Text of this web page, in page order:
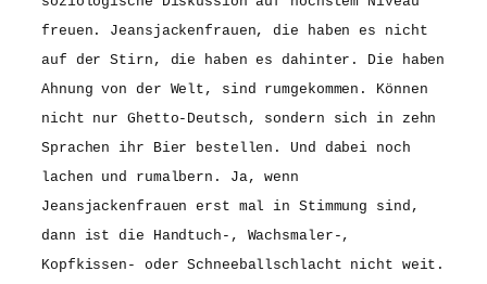
freuen. Jeansjackenfrauen, die haben es nicht
auf der Stirn, die haben es dahinter. Die haben
Ahnung von der Welt, sind rumgekommen. Können
nicht nur Ghetto-Deutsch, sondern sich in zehn
Sprachen ihr Bier bestellen. Und dabei noch
lachen und rumalbern. Ja, wenn
Jeansjackenfrauen erst mal in Stimmung sind,
dann ist die Handtuch-, Wachsmaler-,
Kopfkissen- oder Schneeballschlacht nicht weit.